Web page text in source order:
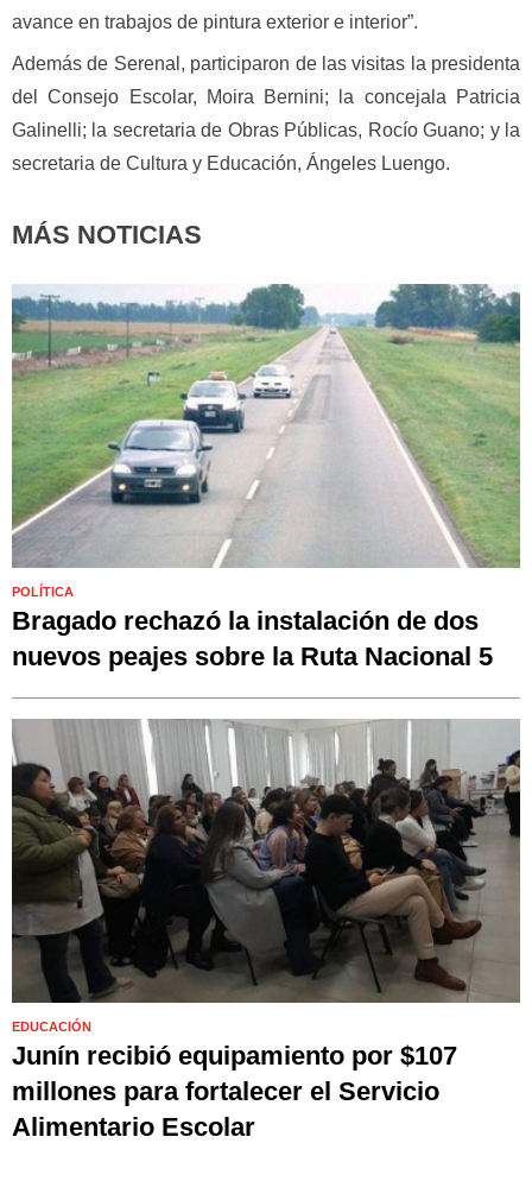
avance en trabajos de pintura exterior e interior”.
Además de Serenal, participaron de las visitas la presidenta
del Consejo Escolar, Moira Bernini; la concejala Patricia
Galinelli; la secretaria de Obras Públicas, Rocío Guano; y la
secretaria de Cultura y Educación, Ángeles Luengo.
MÁS NOTICIAS
POLÍTICA
Bragado rechazó la instalación de dos
nuevos peajes sobre la Ruta Nacional 5
EDUCACIÓN
Junín recibió equipamiento por $107
millones para fortalecer el Servicio
Alimentario Escolar